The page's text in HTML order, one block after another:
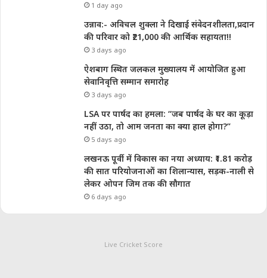
1 day ago
उन्नाव:- अविचल शुक्ला ने दिखाई संवेदनशीलता,प्रदान
की परिवार को ₹21,000 की आर्थिक सहायता!!
3 days ago
ऐशबाग स्थित जलकल मुख्यालय में आयोजित हुआ
सेवानिवृत्ति सम्मान समारोह
3 days ago
LSA पर पार्षद का हमला: “जब पार्षद के घर का कूड़ा
नहीं उठा, तो आम जनता का क्या हाल होगा?”
5 days ago
लखनऊ पूर्वी में विकास का नया अध्याय: ₹1.81 करोड़
की सात परियोजनाओं का शिलान्यास, सड़क-नाली से
लेकर ओपन जिम तक की सौगात
6 days ago
Live Cricket Score